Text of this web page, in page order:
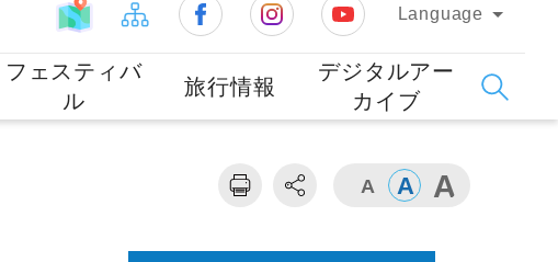
Language
フェスティバ
ル
旅行情報
デジタルアー
カイブ